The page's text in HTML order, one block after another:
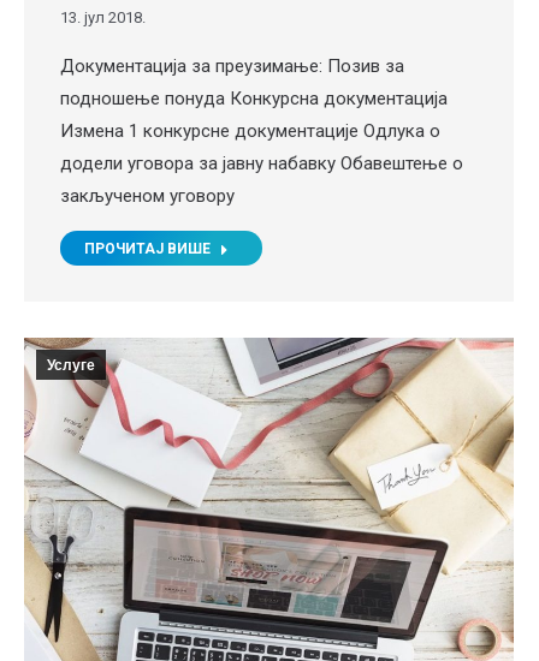
13. јул 2018.
Документација за преузимање: Позив за
подношење понуда Конкурсна документација
Измена 1 конкурсне документације Одлука о
додели уговора за јавну набавку Обавештење о
закљученом уговору
ПРОЧИТАЈ ВИШЕ
Услуге